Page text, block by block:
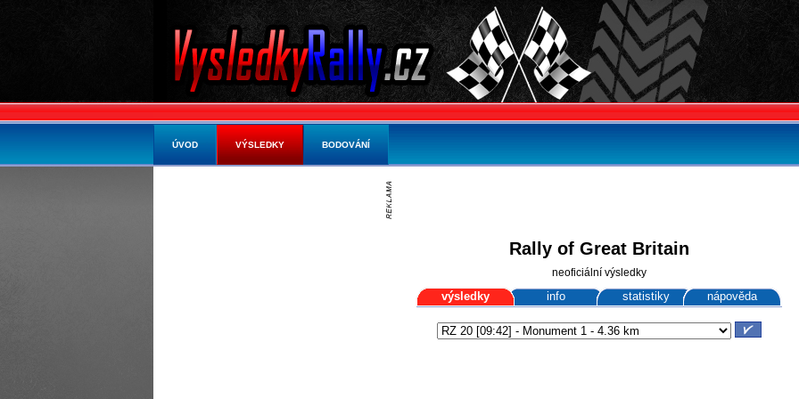
Rally of Great Britain
neoficiální výsledky
výsledky info statistiky nápověda
ÚVOD VÝSLEDKY BODOVÁNÍ